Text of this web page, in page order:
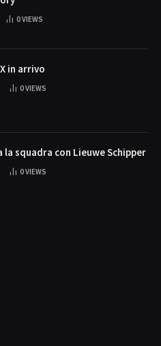
0VIEWS
in arrivo
0VIEWS
la squadra con Lieuwe Schipper
0VIEWS